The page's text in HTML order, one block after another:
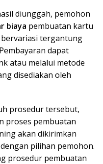
diunggah, pemohon
biaya pembuatan kartu
tergantung
dapat
atau melalui metode
disediakan oleh
prosedur tersebut,
proses pembuatan
akan dikirimkan
pilihan pemohon.
prosedur pembuatan